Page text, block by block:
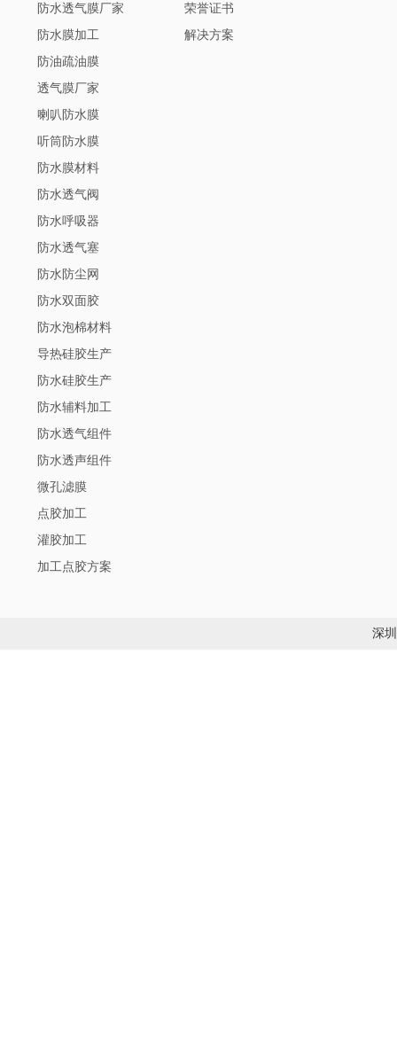
防水透气膜厂家
防水膜加工
防油疏油膜
透气膜厂家
喇叭防水膜
听筒防水膜
防水膜材料
防水透气阀
防水呼吸器
防水透气塞
防水防尘网
防水双面胶
防水泡棉材料
导热硅胶生产
防水硅胶生产
防水辅料加工
防水透气组件
防水透声组件
微孔滤膜
点胶加工
灌胶加工
加工点胶方案
荣誉证书
解决方案
深